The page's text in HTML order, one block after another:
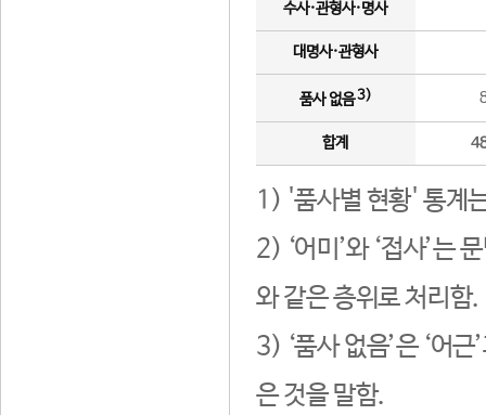
수사·관형사·명사
대명사·관형사
품사 없음3)
합계
1) '품사별 현황' 통계
2) ‘어미’와 ‘접사’는
와 같은 층위로 처리함.
3) ‘품사 없음’은 ‘어
은 것을 말함.